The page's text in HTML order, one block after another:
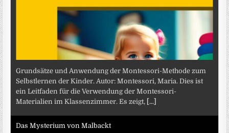
Grundsätze und Anwendung der Montessori-Methode zum
Selbstlernen der Kinder. Autor: Montessori, Maria. Dies ist
ein Leitfaden für die Verwendung der Montessori-
Materialien im Klassenzimmer. Es zeigt, [...]
Das Mysterium von Malbackt